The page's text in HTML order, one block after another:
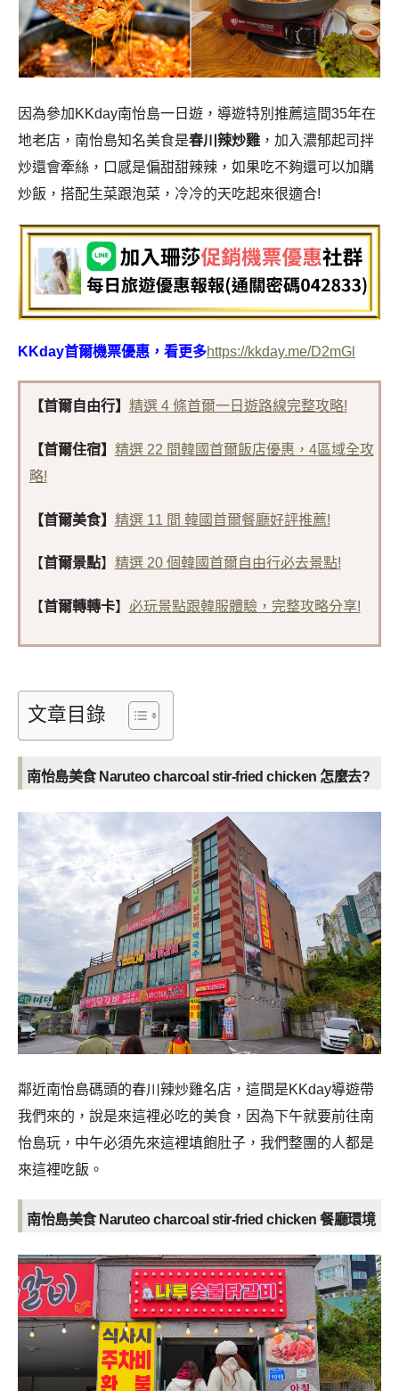
因為參加KKday南怡島一日遊，導遊特別推薦這間35年在
地老店，南怡島知名美食是春川辣炒雞 ，加入濃郁起司拌
炒還會牽絲，口感是偏甜甜辣辣，如果吃不夠還可以加購
炒飯，搭配生菜跟泡菜，冷冷的天吃起來很適合!
KKday首爾機票優惠，看更多https://kkday.me/D2mGl
【首爾自由行】 精選 4 條首爾一日遊路線完整攻略!
【首爾住宿】 精選 22 間韓國首爾飯店優惠，4區域全攻
略!
【首爾美食】 精選 11 間 韓國首爾餐廳好評推薦!
【首爾景點】 精選 20 個韓國首爾自由行必去景點!
【首爾轉轉卡】 必玩景點跟韓服體驗，完整攻略分享!
文章目錄
南怡島美食 Naruteo charcoal stir-fried chicken 怎麼去?
鄰近南怡島碼頭的春川辣炒雞名店，這間是KKday導遊帶
我們來的，說是來這裡必吃的美食，因為下午就要前往南
怡島玩，中午必須先來這裡填飽肚子，我們整團的人都是
來這裡吃飯。
南怡島美食 Naruteo charcoal stir-fried chicken 餐廳環境